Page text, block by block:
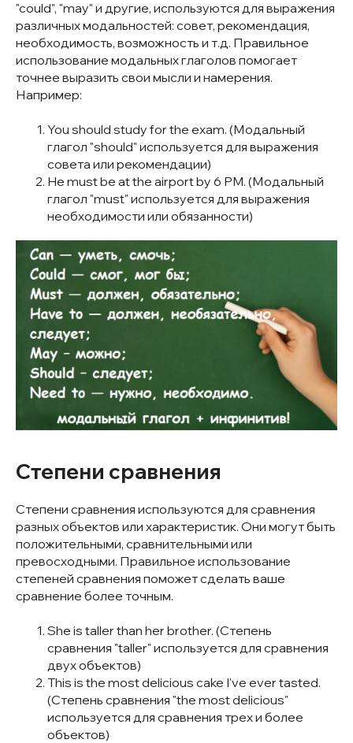
"could", "may" и другие, используются для выражения
различных модальностей: совет, рекомендация,
необходимость, возможность и т.д. Правильное
использование модальных глаголов помогает
точнее выразить свои мысли и намерения.
Например:
You should study for the exam. (Модальный
глагол "should" используется для выражения
совета или рекомендации)
He must be at the airport by 6 PM. (Модальный
глагол "must" используется для выражения
необходимости или обязанности)
Степени сравнения
Степени сравнения используются для сравнения
разных объектов или характеристик. Они могут быть
положительными, сравнительными или
превосходными. Правильное использование
степеней сравнения поможет сделать ваше
сравнение более точным.
She is taller than her brother. (Степень
сравнения "taller" используется для сравнения
двух объектов)
This is the most delicious cake I've ever tasted.
(Степень сравнения "the most delicious"
используется для сравнения трех и более
объектов)